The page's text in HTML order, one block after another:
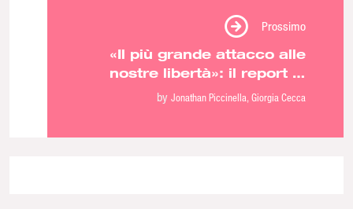
Prossimo
«Il più grande attacco alle
nostre libertà»: il report di
Antigone sul DDL Sicurezza
by Jonathan Piccinella Giorgia Cecca